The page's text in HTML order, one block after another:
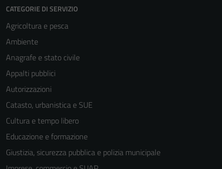
CATEGORIE DI SERVIZIO
Agricoltura e pesca
Ambiente
Anagrafe e stato civile
Appalti pubblici
Autorizzazioni
Catasto, urbanistica e SUE
Cultura e tempo libero
Educazione e formazione
Giustizia, sicurezza pubblica e polizia municipale